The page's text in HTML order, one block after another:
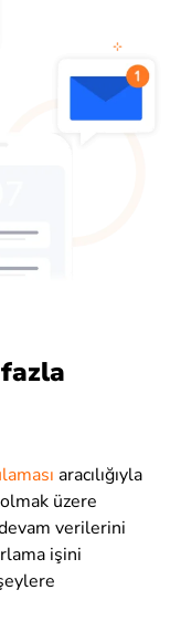
aracılığıyla
üzere
verilerini
işini